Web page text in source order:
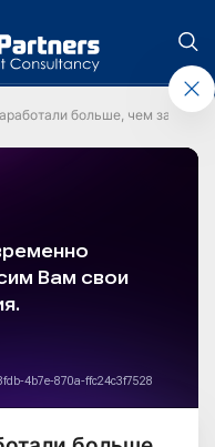
больше, чем за